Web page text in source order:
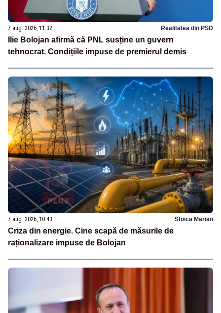
7 aug. 2026, 11:32 Realitatea din PSD
Ilie Bolojan afirmă că PNL susține un guvern
tehnocrat. Condițiile impuse de premierul demis
7 aug. 2026, 10:43 Stoica Marian
Criza din energie. Cine scapă de măsurile de
raționalizare impuse de Bolojan